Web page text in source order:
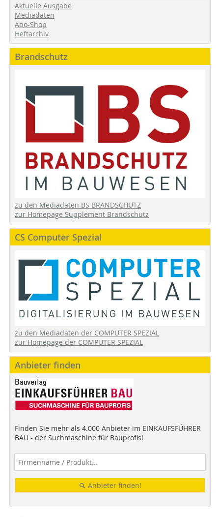
Aktuelle Ausgabe
Mediadaten
Abo-Shop
Heftarchiv
Brandschutz
zu den Mediadaten BS BRANDSCHUTZ
zur Homepage Supplement Brandschutz
CS Computer Spezial
zu den Mediadaten der COMPUTER SPEZIAL
zur Homepage der COMPUTER SPEZIAL
Anbieter finden
Finden Sie mehr als 4.000 Anbieter im EINKAUFSFÜHRER
BAU - der Suchmaschine für Bauprofis!
Anbieter finden!